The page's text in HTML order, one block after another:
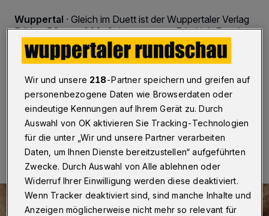
Wuppertal · Gleich im Duett ist der Wuppertaler Verlag
Edition 52 zum 200. Geburtstag von Friedrich Engels
aktiv: Die Cartoon- und Textsammlung „Engels-
Gesichter“ sowie die Graphic Novel „Engels –
Unternehmer und Revolutionär“ passen optimal zum
Jubiläumsjahr.
27.11.2020 , 17:00 Uhr Eine Minute Lesezeit
Wir und unsere 218-Partner speichern und greifen auf
personenbezogene Daten wie Browserdaten oder
eindeutige Kennungen auf Ihrem Gerät zu. Durch
Auswahl von OK aktivieren Sie Tracking-Technologien
für die unter „Wir und unsere Partner verarbeiten
Daten, um Ihnen Dienste bereitzustellen“ aufgeführten
Zwecke. Durch Auswahl von Alle ablehnen oder
Widerruf Ihrer Einwilligung werden diese deaktiviert.
Wenn Tracker deaktiviert sind, sind manche Inhalte und
Anzeigen möglicherweise nicht mehr so relevant für